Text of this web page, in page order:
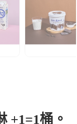
+1=1桶。